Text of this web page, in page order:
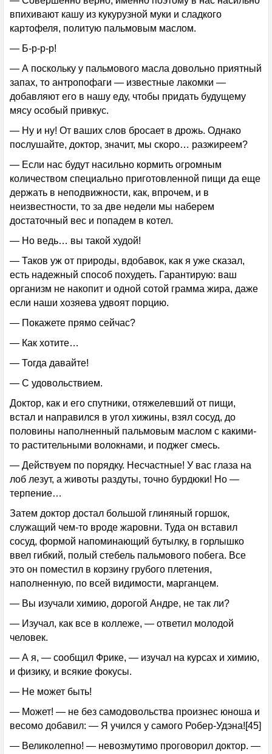
впихивают кашу из кукурузной муки и сладкого
картофеля, политую пальмовым маслом.
— Б-р-р-р!
— А поскольку у пальмового масла довольно приятный
запах, то антропофаги — известные лакомки —
добавляют его в нашу еду, чтобы придать будущему
мясу особый привкус.
— Ну и ну! От ваших слов бросает в дрожь. Однако
послушайте, доктор, значит, мы скоро… разжиреем?
— Если нас будут насильно кормить огромным
количеством специально приготовленной пищи да еще
держать в неподвижности, как, впрочем, и в
неизвестности, то за две недели мы наберем
достаточный вес и попадем в котел.
— Но ведь… вы такой худой!
— Таков уж от природы, вдобавок, как я уже сказал,
есть надежный способ похудеть. Гарантирую: ваш
организм не накопит и одной сотой грамма жира, даже
если наши хозяева удвоят порцию.
— Покажете прямо сейчас?
— Как хотите…
— Тогда давайте!
— С удовольствием.
Доктор, как и его спутники, отяжелевший от пищи,
встал и направился в угол хижины, взял сосуд, до
половины наполненный пальмовым маслом с какими-
то растительными волокнами, и поджег смесь.
— Действуем по порядку. Несчастные! У вас глаза на
лоб лезут, а животы раздуты, точно бурдюки! Но —
терпение…
Затем доктор достал большой глиняный горшок,
служащий чем-то вроде жаровни. Туда он вставил
сосуд, формой напоминающий бутылку, в горлышко
ввел гибкий, полый стебель пальмового побега. Все
это он поместил в корзину грубого плетения,
наполненную, по всей видимости, марганцем.
— Вы изучали химию, дорогой Андре, не так ли?
— Изучал, как все в коллеже, — ответил молодой
человек.
— А я, — сообщил Фрике, — изучал на курсах и химию,
и физику, и всякие фокусы.
— Не может быть!
— Может! — не без самодовольства произнес юноша и
весомо добавил: — Я учился у самого Робер-Удэна![45]
— Великолепно! — невозмутимо проговорил доктор. —